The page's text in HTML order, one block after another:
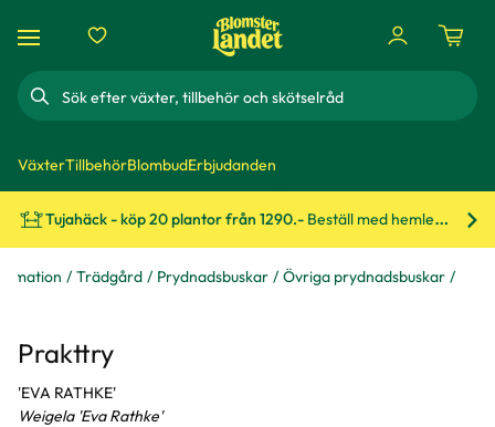
Sök
VäxterTillbehörBlombudErbjudanden
Tujahäck - köp 20 plantor från 1290.- Beställ med hemleverans!
Trädgård Prydnadsbuskar Övriga prydnadsbuskar
Prakttry
'EVA RATHKE'
Weigela 'Eva Rathke'